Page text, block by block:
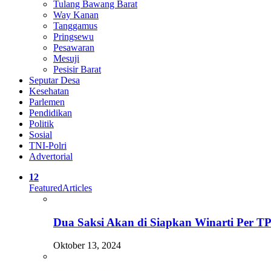
Tulang Bawang Barat
Way Kanan
Tanggamus
Pringsewu
Pesawaran
Mesuji
Pesisir Barat
Seputar Desa
Kesehatan
Parlemen
Pendidikan
Politik
Sosial
TNI-Polri
Advertorial
12
FeaturedArticles
Dua Saksi Akan di Siapkan Winarti Per
Oktober 13, 2024